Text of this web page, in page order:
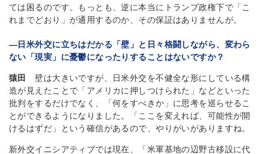
ては困るのです。もっとも、逆に本当にトランプ政権下で「こ
れまでどおり」が通用するのか、その保証はありませんが。
―日米外交に立ちはだかる「壁」と日々格闘しながら、変わら
ない「現実」に憂鬱になったりすることはないですか？
猿田
壁は大きいですが、日米外交を不健全な形にしている構
造が見えたことで「アメリカに押しつけられた」などといった
批判をするだけでなく、「何をすべきか」に思考を巡らせるこ
とができるようになりました。「ここを変えれば、可能性が開
けるはずだ」という確信があるので、やりがいがありますね。
新外交イニシアティブでは現在、「米軍基地の辺野古移設に代